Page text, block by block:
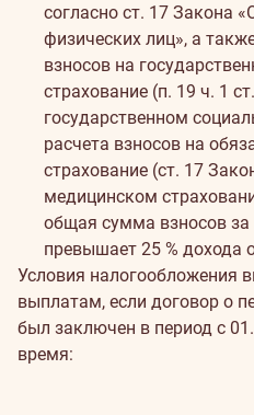
согласно ст. 17 Закона
физических лиц», а
взносов на
страхование (п. 19 ч. 1
государственном
расчета взносов на
страхование (ст. 17
медицинском
общая сумма взносов за
превышает 25 % дохода
Условия налогообложения
выплатам, если договор о
был заключен в период с
время: